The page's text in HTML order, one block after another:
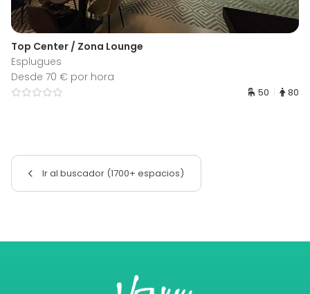
Top Center / Zona Lounge
Esplugues
Desde 70 € por hora
50 80
Ir al buscador (1700+ espacios)